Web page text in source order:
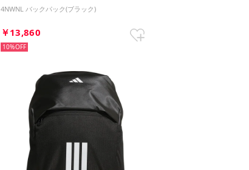
4NWNL バックパック(ブラック)
￥13,860
10%